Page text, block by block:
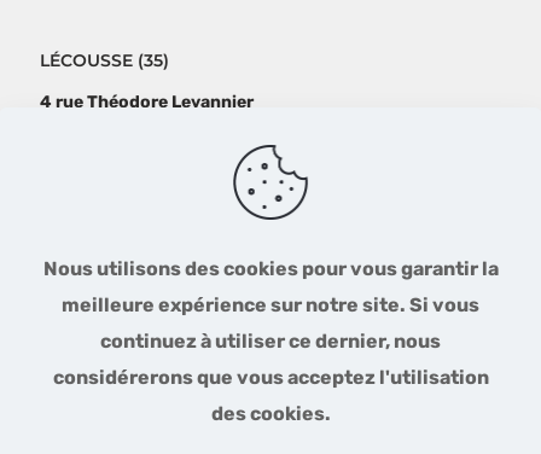
LÉCOUSSE (35)
4 rue Théodore Levannier
NOS PARTENAIRES
Nous utilisons des cookies pour vous garantir la
meilleure expérience sur notre site. Si vous
continuez à utiliser ce dernier, nous
considérerons que vous acceptez l'utilisation
des cookies.